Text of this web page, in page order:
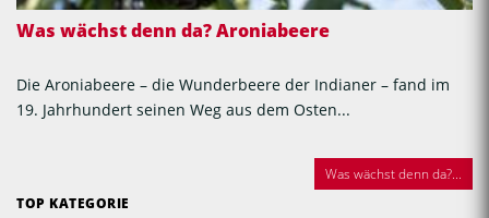
Was wächst denn da? Aroniabeere
Die Aroniabeere – die Wunderbeere der Indianer – fand im
19. Jahrhundert seinen Weg aus dem Osten...
Was wächst denn da?...
TOP KATEGORIE